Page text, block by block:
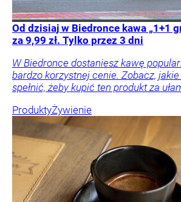
Od dzisiaj w Biedronce kawa „1+1
za 9,99 zł. Tylko przez 3 dni
W Biedronce dostaniesz kawę
bardzo korzystnej cenie. Zobacz,
spełnić, żeby kupić ten produkt za
ProduktyŻywienie